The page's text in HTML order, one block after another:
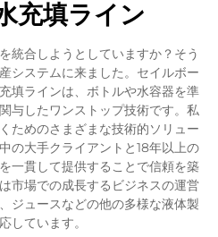
充填ライン
統合しようとしていますか？そう
システムに来ました。セイルボー
填ラインは、ボトルや水容器を準
与したワンストップ技術です。私
ためのさまざまな技術的ソリュー
の大手クライアントと18年以上の
一貫して提供することで信頼を築
市場での成長するビジネスの運営
ジュースなどの他の多様な液体製
しています。